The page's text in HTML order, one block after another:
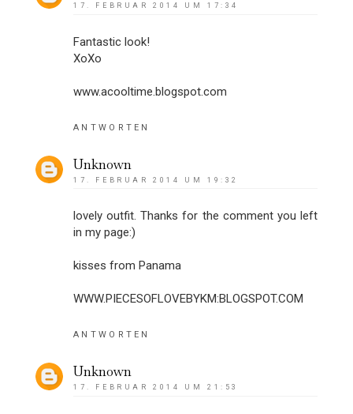
17. FEBRUAR 2014 UM 17:34
Fantastic look!
XoXo
www.acooltime.blogspot.com
ANTWORTEN
Unknown
17. FEBRUAR 2014 UM 19:32
lovely outfit. Thanks for the comment you left
in my page:)
kisses from Panama
WWW.PIECESOFLOVEBYKM:BLOGSPOT.COM
ANTWORTEN
Unknown
17. FEBRUAR 2014 UM 21:53